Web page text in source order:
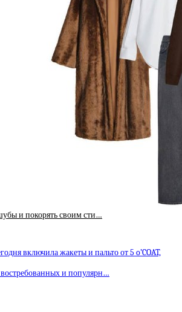
и покорять своим сти…
включила жакеты и пальто от 5 o’COAT,
и популярн…